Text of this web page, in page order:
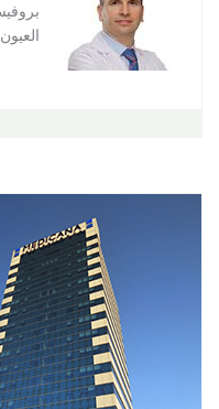
العيون